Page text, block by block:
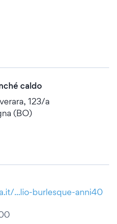
caldo
123/a
(BO)
...lio-burlesque-anni40